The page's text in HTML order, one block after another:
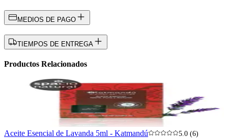
MEDIOS DE PAGO
TIEMPOS DE ENTREGA
Productos Relacionados
Aceite Esencial de Lavanda 5ml - Katmandú 5.0 (6)